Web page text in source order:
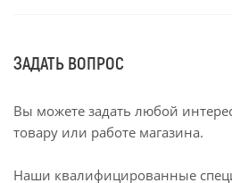
ЗАДАТЬ ВОПРОС
Вы можете задать любой
товару или работе магазина.
Наши квалифицированные